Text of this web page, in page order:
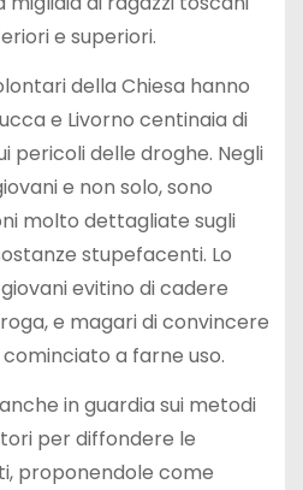
e superiori.
della Chiesa hanno
e Livorno centinaia di
pericoli delle droghe. Negli
e non solo, sono
molto dettagliate sugli
stupefacenti. Lo
evitino di cadere
e magari di convincere
a farne uso.
in guardia sui metodi
per diffondere le
proponendole come